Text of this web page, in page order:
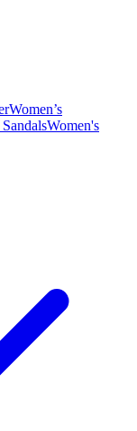
Women’s
SandalsWomen's